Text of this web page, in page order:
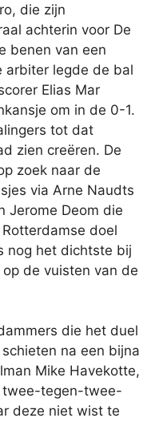
die zijn
achterin voor De
benen van een
arbiter legde de bal
Elias Mar
om in de 0-1.
tot dat
zien creëren. De
zoek naar de
via Arne Naudts
Jerome Deom die
doel
nog het dichtste bij
de vuisten van de
die het duel
na een bijna
Mike Havekotte,
twee-tegen-twee-
deze niet wist te